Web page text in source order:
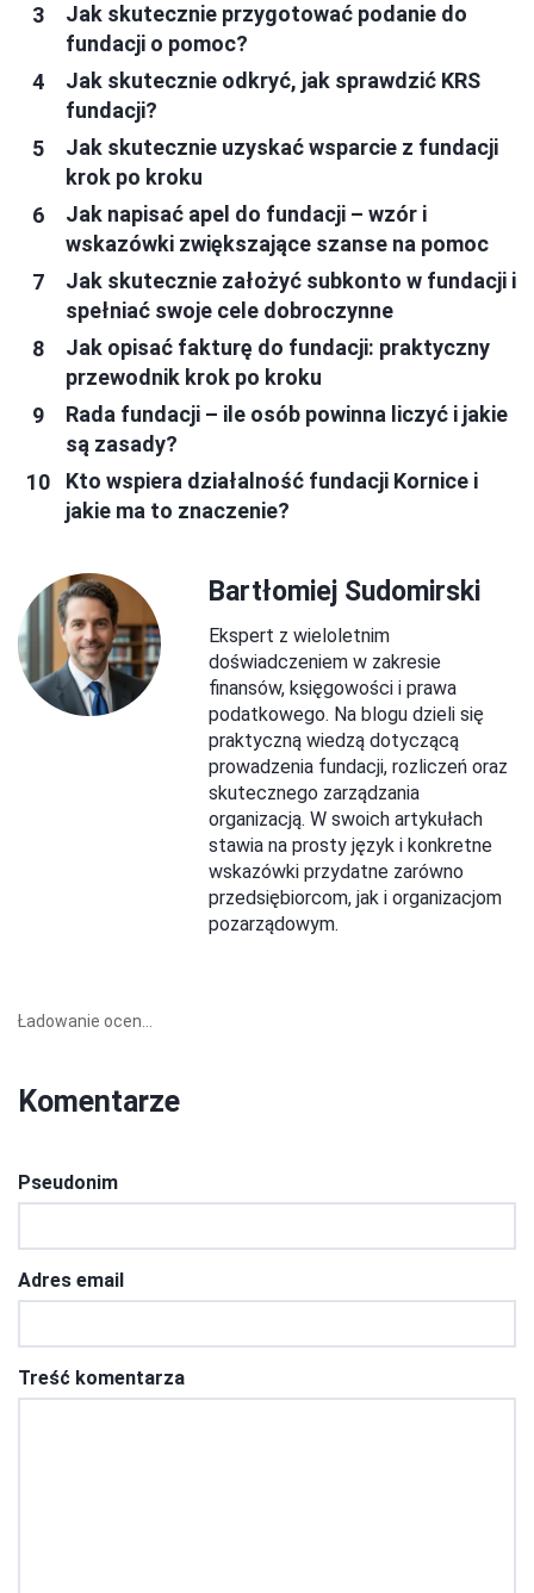
Jak skutecznie przygotować podanie do
fundacji o pomoc?
Jak skutecznie odkryć, jak sprawdzić KRS
fundacji?
Jak skutecznie uzyskać wsparcie z fundacji
krok po kroku
Jak napisać apel do fundacji – wzór i
wskazówki zwiększające szanse na pomoc
Jak skutecznie założyć subkonto w fundacji i
spełniać swoje cele dobroczynne
Jak opisać fakturę do fundacji: praktyczny
przewodnik krok po kroku
Rada fundacji – ile osób powinna liczyć i jakie
są zasady?
Kto wspiera działalność fundacji Kornice i
jakie ma to znaczenie?
Bartłomiej Sudomirski
Ekspert z wieloletnim
doświadczeniem w zakresie
finansów, księgowości i prawa
podatkowego. Na blogu dzieli się
praktyczną wiedzą dotyczącą
prowadzenia fundacji, rozliczeń oraz
skutecznego zarządzania
organizacją. W swoich artykułach
stawia na prosty język i konkretne
wskazówki przydatne zarówno
przedsiębiorcom, jak i organizacjom
pozarządowym.
Ładowanie ocen...
Komentarze
Pseudonim
Adres email
Treść komentarza